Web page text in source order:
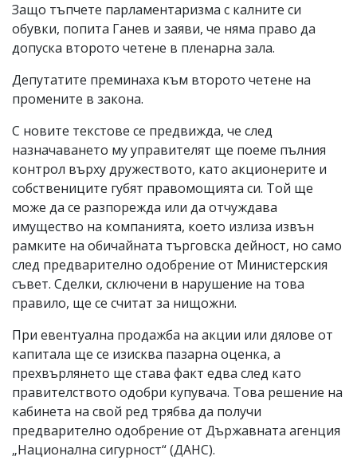
Защо тъпчете парламентаризма с калните си
обувки, попита Ганев и заяви, че няма право да
допуска второто четене в пленарна зала.
Депутатите преминаха към второто четене на
промените в закона.
С новите текстове се предвижда, че след
назначаването му управителят ще поеме пълния
контрол върху дружеството, като акционерите и
собствениците губят правомощията си. Той ще
може да се разпорежда или да отчуждава
имущество на компанията, което излиза извън
рамките на обичайната търговска дейност, но само
след предварително одобрение от Министерския
съвет. Сделки, сключени в нарушение на това
правило, ще се считат за нищожни.
При евентуална продажба на акции или дялове от
капитала ще се изисква пазарна оценка, а
прехвърлянето ще става факт едва след като
правителството одобри купувача. Това решение на
кабинета на свой ред трябва да получи
предварително одобрение от Държавната агенция
„Национална сигурност“ (ДАНС).